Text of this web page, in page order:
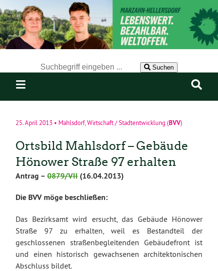
Suchen
25. April 2013 • Mahlsdorf,Wirtschaft / Stadtentwicklung (BVV)
Ortsbild Mahlsdorf – Gebäude
Hönower Straße 97 erhalten
Antrag – 0879/VII (16.04.2013)
Die BVV möge beschließen:
Das Bezirksamt wird ersucht, das Gebäude Hönower
Straße 97 zu erhalten, weil es Bestandteil der
geschlossenen straßenbegleitenden Gebäudefront ist
und einen historisch gewachsenen architektonischen
Abschluss bildet.